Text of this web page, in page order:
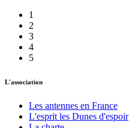
1
2
3
4
5
L'association
Les antennes en France
L'esprit les Dunes d'espoir